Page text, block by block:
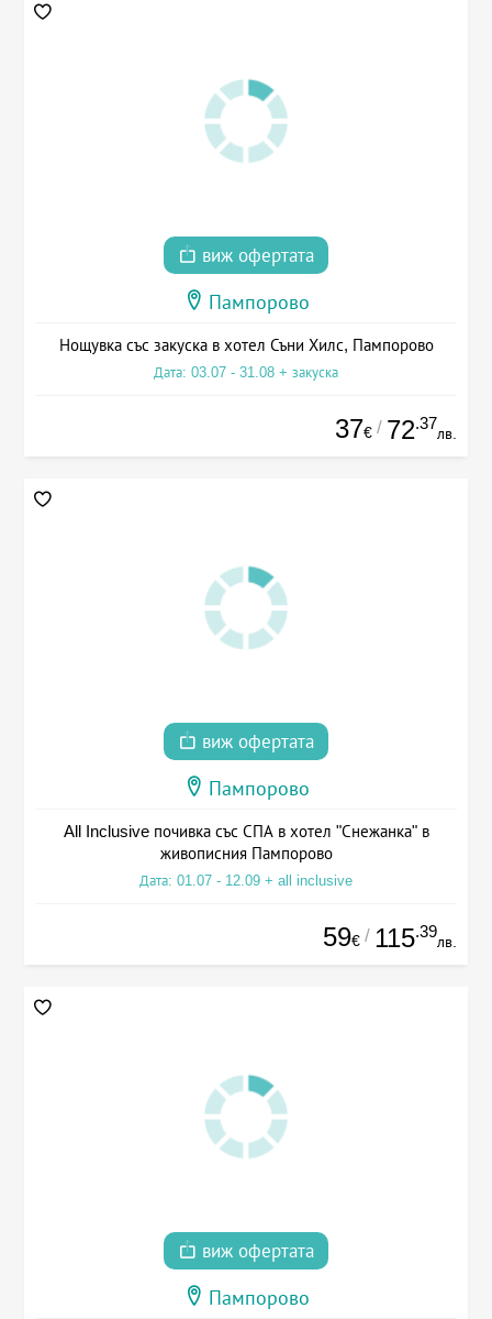
виж офертата
Пампорово
Нощувка със закуска в хотел Съни Хилс, Пампорово
Дата: 03.07 - 31.08 + закуска
37€ / 72.37
лв.
виж офертата
Пампорово
All Inclusive почивка със СПА в хотел "Снежанка" в
живописния Пампорово
Дата: 01.07 - 12.09 + all inclusive
59€ / 115.39
лв.
виж офертата
Пампорово